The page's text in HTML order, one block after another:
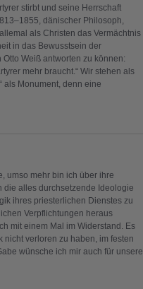
stirbt und seine Herrschaft
dänischer Philosoph,
als Christen das Vermächtnis
in das Bewusstsein der
Weiß antworten zu können:
mehr braucht.“ Wir stehen als
als Monument, denn eine
umso mehr bin ich über ihre
die alles durchsetzende Ideologie
ihres priesterlichen Dienstes zu
Verpflichtungen heraus
mit einem Mal im Widerstand. Es
nicht verloren zu haben, im festen
wünsche ich mir auch für unsere